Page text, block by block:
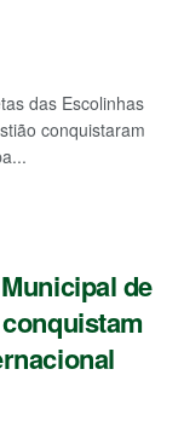
das Escolinhas
conquistaram
de